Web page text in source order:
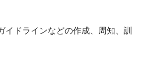
イドラインなどの作成、周知、訓